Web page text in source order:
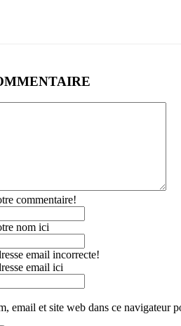
commentaire!
nom ici
email incorrecte!
email ici
email et site web dans ce navigateur